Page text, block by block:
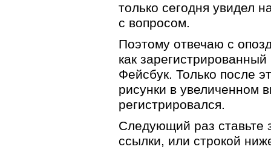
только сегодня увидел
с вопросом.
Поэтому отвечаю с
как
Фейсбук. Только после
рисунки в увеличенном
регистрировался.
Следующий раз ставьте
ссылки, или строкой